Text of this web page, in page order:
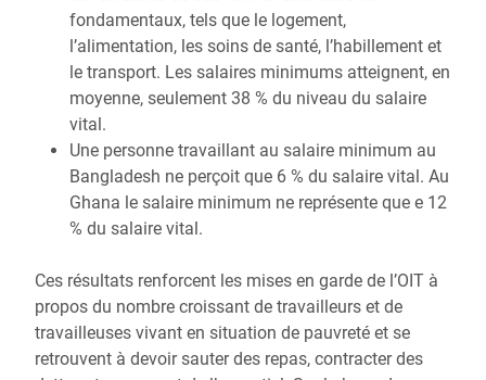
fondamentaux, tels que le logement,
l’alimentation, les soins de santé, l’habillement et
le transport. Les salaires minimums atteignent, en
moyenne, seulement 38 % du niveau du salaire
vital.
Une personne travaillant au salaire minimum au
Bangladesh ne perçoit que 6 % du salaire vital. Au
Ghana le salaire minimum ne représente que e 12
% du salaire vital.
Ces résultats renforcent les mises en garde de l’OIT à
propos du nombre croissant de travailleurs et de
travailleuses vivant en situation de pauvreté et se
retrouvent à devoir sauter des repas, contracter des